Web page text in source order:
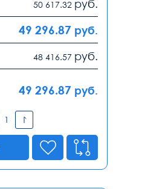
50 617.32 руб.
49 296.87 руб.
48 416.57 руб.
49 296.87 руб.